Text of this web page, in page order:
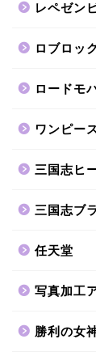
レペゼン
ロブロッ
ロードモ
ワンピー
三国志ヒ
三国志ブ
任天堂
写真加工
勝利の女